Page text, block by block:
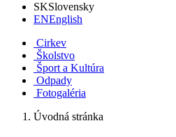
SKSlovensky
ENEnglish
Cirkev
Školstvo
Šport a Kultúra
Odpady
Fotogaléria
Úvodná stránka